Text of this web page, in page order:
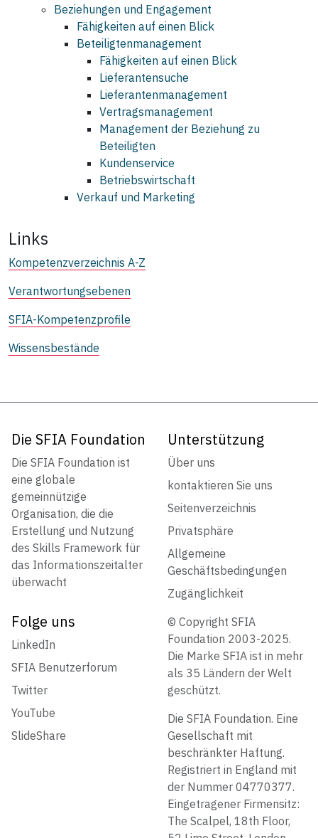
Beziehungen und Engagement
Fähigkeiten auf einen Blick
Beteiligtenmanagement
Fähigkeiten auf einen Blick
Lieferantensuche
Lieferantenmanagement
Vertragsmanagement
Management der Beziehung zu
Beteiligten
Kundenservice
Betriebswirtschaft
Verkauf und Marketing
Links
Kompetenzverzeichnis A-Z
Verantwortungsebenen
SFIA-Kompetenzprofile
Wissensbestände
Die SFIA Foundation
Die SFIA Foundation ist
eine globale
gemeinnützige
Organisation, die die
Erstellung und Nutzung
des Skills Framework für
das Informationszeitalter
überwacht
Unterstützung
Über uns
kontaktieren Sie uns
Seitenverzeichnis
Privatsphäre
Allgemeine
Geschäftsbedingungen
Zugänglichkeit
Folge uns
LinkedIn
SFIA Benutzerforum
Twitter
YouTube
SlideShare
© Copyright SFIA
Foundation 2003-2025.
Die Marke SFIA ist in mehr
als 35 Ländern der Welt
geschützt.
Die SFIA Foundation. Eine
Gesellschaft mit
beschränkter Haftung.
Registriert in England mit
der Nummer 04770377.
Eingetragener Firmensitz:
The Scalpel, 18th Floor,